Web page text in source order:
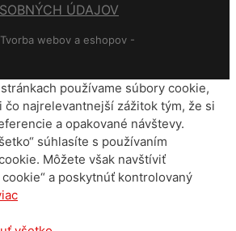
ÚDAJOV
webov a eshopov -
používame súbory cookie,
čo najrelevantnejší zážitok tým, že si
a opakované návštevy.
súhlasíte s používaním
Môžete však navštíviť
a poskytnúť kontrolovaný